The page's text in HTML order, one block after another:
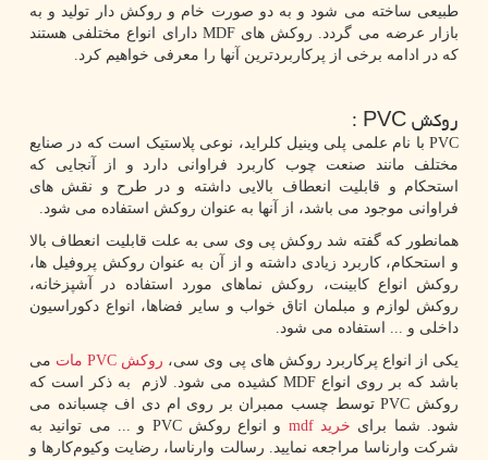
طبیعی ساخته می شود و به دو صورت خام و روکش ‌دار تولید و به
بازار عرضه می گردد. روکش هایMDF دارای انواع مختلفی هستند
که در ادامه برخی از پرکاربردترین آنها را معرفی خواهیم کرد.
روکشPVC
:
PVC با نام علمی پلی وینیل کلراید، نوعی پلاستیک است که در صنایع
مختلف مانند صنعت چوب کاربرد فراوانی دارد و از آنجایی که
استحکام و قابلیت انعطاف بالایی داشته و در طرح و نقش های
فراوانی موجود می باشد، از آنها به عنوان روکش استفاده می شود.
همانطور که گفته شد روکش پی وی سی به علت قابلیت انعطاف‌ بالا
و استحکام، کاربرد زیادی داشته و از آن به عنوان روكش پروفیل ‌ها،‌
روكش انواع کابینت، روکش نماهای مورد استفاده در آشپزخانه،
روکش لوازم و مبلمان اتاق خواب و سایر فضاها، انواع دکوراسیون
داخلی و ... استفاده می شود.
یکی از انواع پرکاربرد روکش های پی وی سی، روکش PVCمات می
باشد که بر روی انواع MDF کشیده می شود. لازم به ذکر است که
روکش PVCتوسط چسب ممبران بر روی ام دی اف چسبانده می
شود. شما برای خریدmdf و انواع روکشPVC و ... می توانید به
شرکت وارناسا مراجعه نمایید. رسالت وارناسا، رضایت وکیوم‌کارها و